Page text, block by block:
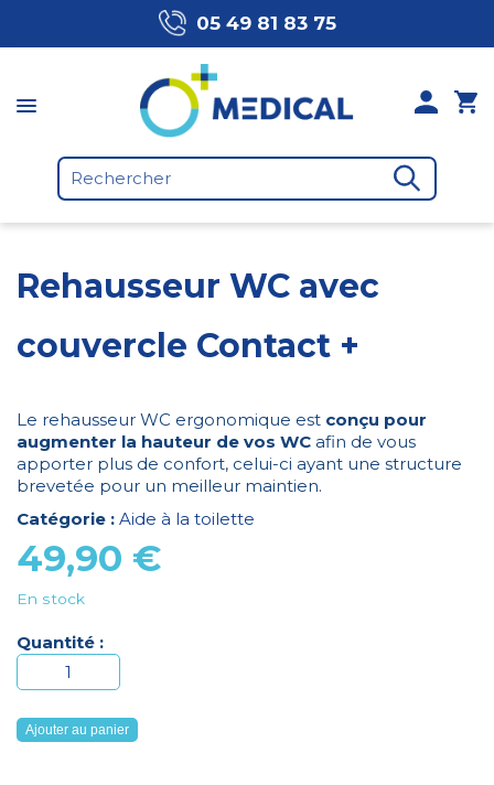
05 49 81 83 75
Rehausseur WC avec
couvercle Contact +
Le rehausseur WC ergonomique est conçu pour
augmenter la hauteur de vos WC afin de vous
apporter plus de confort, celui-ci ayant une structure
brevetée pour un meilleur maintien.
Catégorie : Aide à la toilette
49,90 €
En stock
Quantité :
quantité
de
Rehausseur
WC
Ajouter au panier